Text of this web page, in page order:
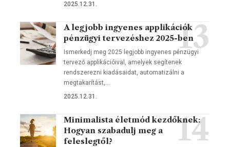
2025.12.31.
A legjobb ingyenes applikációk
pénzügyi tervezéshez 2025-ben
Ismerkedj meg 2025 legjobb ingyenes pénzügyi
tervező applikációival, amelyek segítenek
rendszerezni kiadásaidat, automatizálni a
megtakarítást,…
2025.12.31.
Minimalista életmód kezdőknek:
Hogyan szabadulj meg a
feleslegtől?